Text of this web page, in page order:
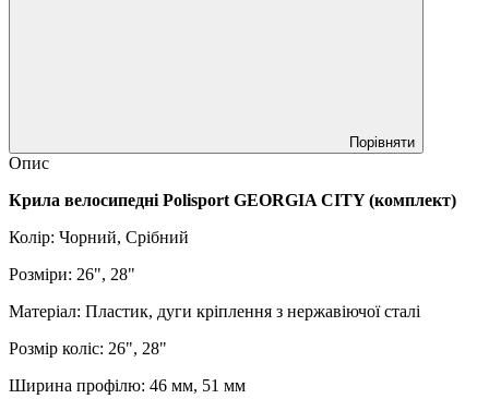
Порівняти
Опис
Крила велосипедні Polisport GEORGIA CITY (комплект)
Колір: Чорний, Срібний
Розміри: 26", 28"
Матеріал: Пластик, дуги кріплення з нержавіючої сталі
Розмір коліс: 26", 28"
Ширина профілю: 46 мм, 51 мм